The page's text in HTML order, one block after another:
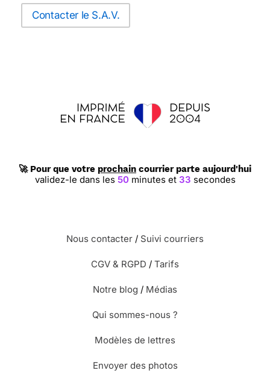
Contacter le S.A.V.
🚀 Pour que votre prochain courrier parte aujourd'hui
validez-le dans les 50 minutes et 32 secondes
Nous contacter / Suivi courriers
CGV & RGPD / Tarifs
Notre blog / Médias
Qui sommes-nous ?
Modèles de lettres
Envoyer des photos